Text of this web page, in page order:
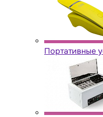
Портативные